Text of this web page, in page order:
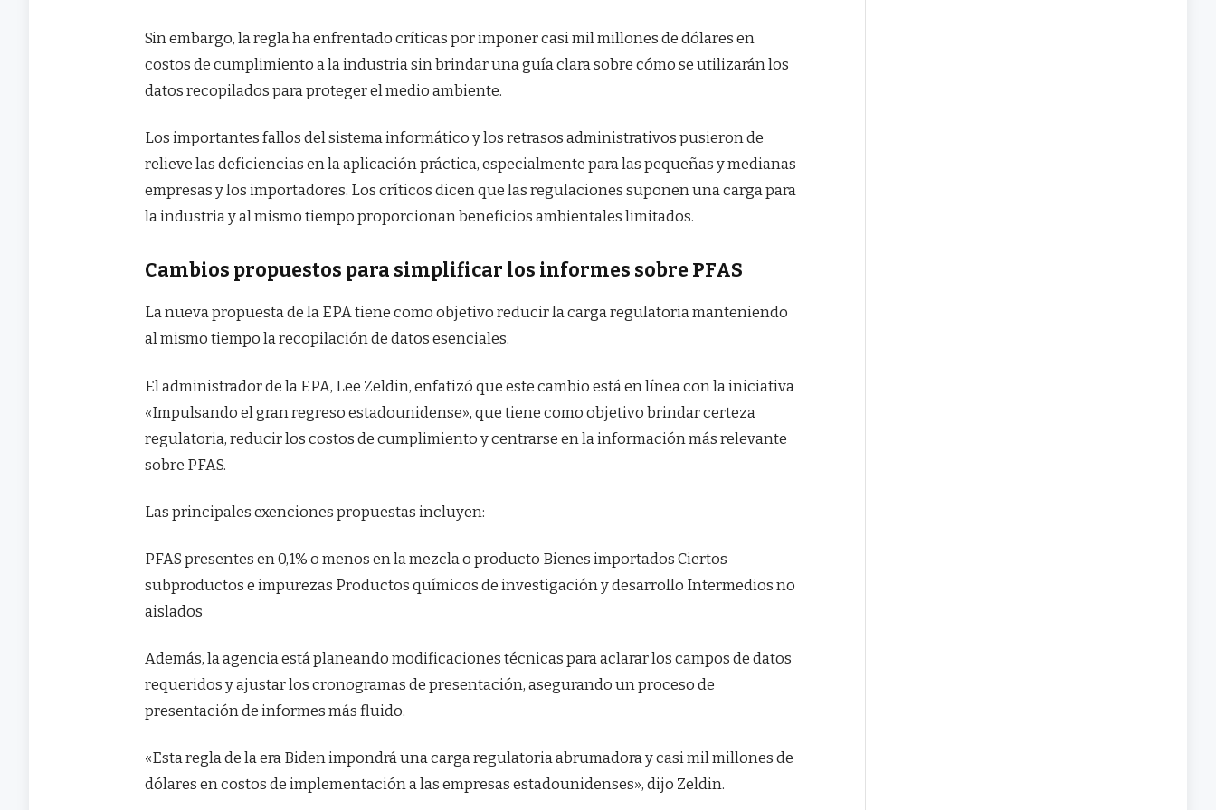
Sin embargo, la regla ha enfrentado críticas por imponer casi mil millones de dólares en
costos de cumplimiento a la industria sin brindar una guía clara sobre cómo se utilizarán los
datos recopilados para proteger el medio ambiente.
Los importantes fallos del sistema informático y los retrasos administrativos pusieron de
relieve las deficiencias en la aplicación práctica, especialmente para las pequeñas y medianas
empresas y los importadores. Los críticos dicen que las regulaciones suponen una carga para
la industria y al mismo tiempo proporcionan beneficios ambientales limitados.
Cambios propuestos para simplificar los informes sobre PFAS
La nueva propuesta de la EPA tiene como objetivo reducir la carga regulatoria manteniendo
al mismo tiempo la recopilación de datos esenciales.
El administrador de la EPA, Lee Zeldin, enfatizó que este cambio está en línea con la iniciativa
«Impulsando el gran regreso estadounidense», que tiene como objetivo brindar certeza
regulatoria, reducir los costos de cumplimiento y centrarse en la información más relevante
sobre PFAS.
Las principales exenciones propuestas incluyen:
PFAS presentes en 0,1% o menos en la mezcla o producto Bienes importados Ciertos
subproductos e impurezas Productos químicos de investigación y desarrollo Intermedios no
aislados
Además, la agencia está planeando modificaciones técnicas para aclarar los campos de datos
requeridos y ajustar los cronogramas de presentación, asegurando un proceso de
presentación de informes más fluido.
«Esta regla de la era Biden impondrá una carga regulatoria abrumadora y casi mil millones de
dólares en costos de implementación a las empresas estadounidenses», dijo Zeldin.